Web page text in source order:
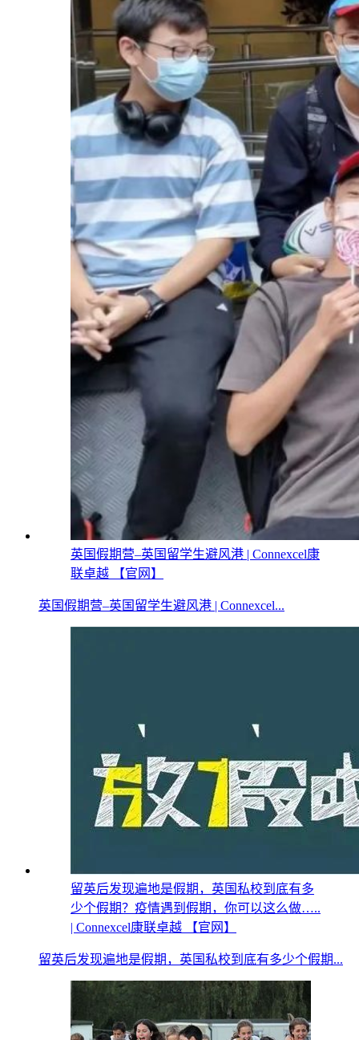
英国假期营–英国留学生避风港 | Connexcel康
联卓越 【官网】
英国假期营–英国留学生避风港 | Connexcel...
留英后发现遍地是假期，英国私校到底有多
少个假期？疫情遇到假期，你可以这么做…..
| Connexcel康联卓越 【官网】
留英后发现遍地是假期，英国私校到底有多少个假期...